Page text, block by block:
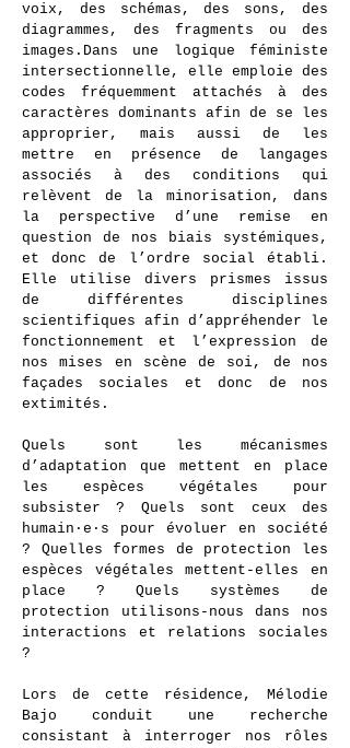
voix, des schémas, des sons, des
diagrammes, des fragments ou des
images.Dans une logique féministe
intersectionnelle, elle emploie des
codes fréquemment attachés à des
caractères dominants afin de se les
approprier, mais aussi de les
mettre en présence de langages
associés à des conditions qui
relèvent de la minorisation, dans
la perspective d’une remise en
question de nos biais systémiques,
et donc de l’ordre social établi.
Elle utilise divers prismes issus
de différentes disciplines
scientifiques afin d’appréhender le
fonctionnement et l’expression de
nos mises en scène de soi, de nos
façades sociales et donc de nos
extimités.
Quels sont les mécanismes
d’adaptation que mettent en place
les espèces végétales pour
subsister ? Quels sont ceux des
humain·e·s pour évoluer en société
? Quelles formes de protection les
espèces végétales mettent-elles en
place ? Quels systèmes de
protection utilisons-nous dans nos
interactions et relations sociales
?
Lors de cette résidence, Mélodie
Bajo conduit une recherche
consistant à interroger nos rôles